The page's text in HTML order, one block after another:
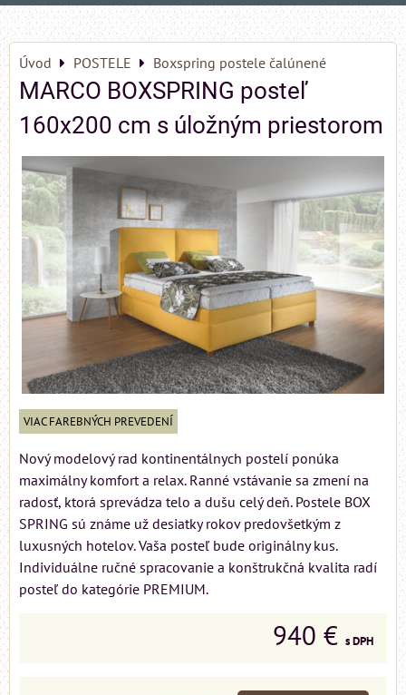
Úvod POSTELE Boxspring postele čalúnené
MARCO BOXSPRING posteľ
160x200 cm s úložným priestorom
VIAC FAREBNÝCH PREVEDENÍ
Nový modelový rad kontinentálnych postelí ponúka
maximálny komfort a relax. Ranné vstávanie sa zmení na
radosť, ktorá sprevádza telo a dušu celý deň. Postele BOX
SPRING sú známe už desiatky rokov predovšetkým z
luxusných hotelov. Vaša posteľ bude originálny kus.
Individuálne ručné spracovanie a konštrukčná kvalita radí
posteľ do kategórie PREMIUM.
940 € s DPH